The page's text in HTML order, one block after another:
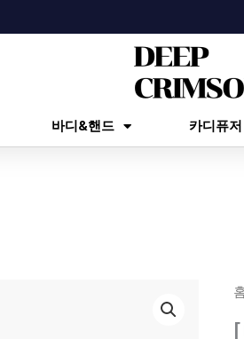
바디&핸드 카디퓨저
[